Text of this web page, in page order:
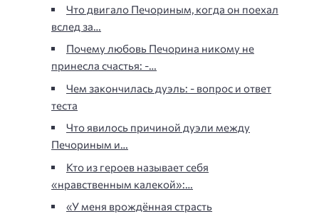
Что двигало Печориным, когда он поехал
вслед за…
Почему любовь Печорина никому не
принесла счастья: -…
Чем закончилась дуэль: - вопрос и ответ
теста
Что явилось причиной дуэли между
Печориным и…
Кто из героев называет себя
«нравственным калекой»:…
«У меня врождённая страсть